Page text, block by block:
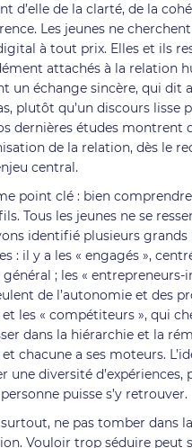
d’elle de la clarté, de la
Les jeunes ne
à tout prix. Elles et ils
attachés à la relation
un échange sincère, qui dit
plutôt qu’un discours lisse
dernières études montrent
de la relation, dès le
central.
point clé : bien
Tous les jeunes ne se
identifié plusieurs
: il y a les « engagés »,
général ; les «
de l’autonomie et des
et les « compétiteurs », qui
dans la hiérarchie et la
chacune a ses moteurs.
une diversité d’expériences,
puisse s’y retrouver.
ne pas tomber dans
Vouloir trop séduire peut